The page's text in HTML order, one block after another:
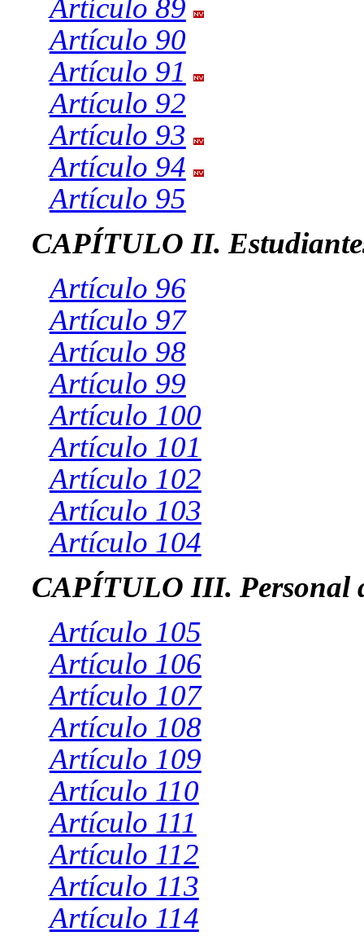
Artículo 89
Artículo 90
Artículo 91
Artículo 92
Artículo 93
Artículo 94
Artículo 95
CAPÍTULO II.
Artículo 96
Artículo 97
Artículo 98
Artículo 99
Artículo 100
Artículo 101
Artículo 102
Artículo 103
Artículo 104
CAPÍTULO III. Personal
Artículo 105
Artículo 106
Artículo 107
Artículo 108
Artículo 109
Artículo 110
Artículo 111
Artículo 112
Artículo 113
Artículo 114